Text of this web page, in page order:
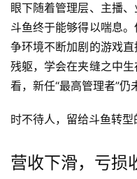
眼下随着管理层、主播
斗鱼终于能够得以喘息
争环境不断加剧的游戏
残躯，学会在夹缝之中
看，新任“最高管理者”仍
时不待人，留给斗鱼转型
营收下滑，亏损